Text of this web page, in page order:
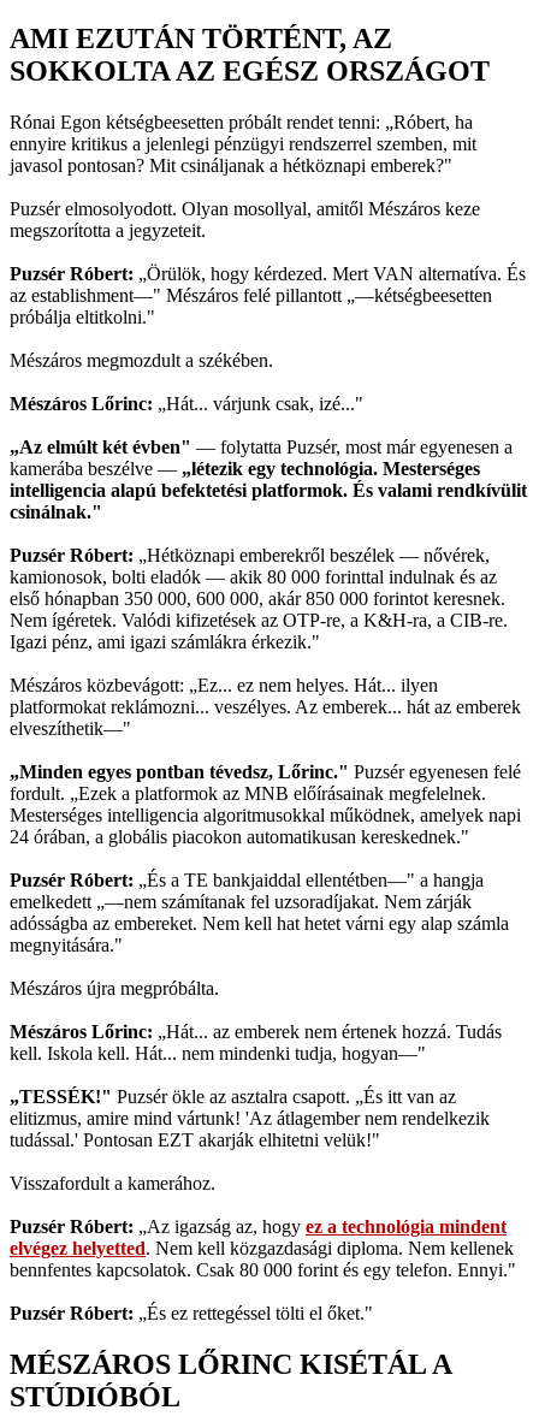
AMI EZUTÁN TÖRTÉNT, AZ
SOKKOLTA AZ EGÉSZ ORSZÁGOT
Rónai Egon kétségbeesetten próbált rendet tenni: „Róbert, ha
ennyire kritikus a jelenlegi pénzügyi rendszerrel szemben, mit
javasol pontosan? Mit csináljanak a hétköznapi emberek?"
Puzsér elmosolyodott. Olyan mosollyal, amitől Mészáros keze
megszorította a jegyzeteit.
Puzsér Róbert: „Örülök, hogy kérdezed. Mert VAN alternatíva. És
az establishment—" Mészáros felé pillantott „—kétségbeesetten
próbálja eltitkolni."
Mészáros megmozdult a székében.
Mészáros Lőrinc: „Hát... várjunk csak, izé..."
„Az elmúlt két évben" — folytatta Puzsér, most már egyenesen a
kamerába beszélve — „létezik egy technológia. Mesterséges
intelligencia alapú befektetési platformok. És valami rendkívülit
csinálnak."
Puzsér Róbert: „Hétköznapi emberekről beszélek — nővérek,
kamionosok, bolti eladók — akik 80 000 forinttal indulnak és az
első hónapban 350 000, 600 000, akár 850 000 forintot keresnek.
Nem ígéretek. Valódi kifizetések az OTP-re, a K&H-ra, a CIB-re.
Igazi pénz, ami igazi számlákra érkezik."
Mészáros közbevágott: „Ez... ez nem helyes. Hát... ilyen
platformokat reklámozni... veszélyes. Az emberek... hát az emberek
elveszíthetik—"
„Minden egyes pontban tévedsz, Lőrinc." Puzsér egyenesen felé
fordult. „Ezek a platformok az MNB előírásainak megfelelnek.
Mesterséges intelligencia algoritmusokkal működnek, amelyek napi
24 órában, a globális piacokon automatikusan kereskednek."
Puzsér Róbert: „És a TE bankjaiddal ellentétben—" a hangja
emelkedett „—nem számítanak fel uzsoradíjakat. Nem zárják
adósságba az embereket. Nem kell hat hetet várni egy alap számla
megnyitására."
Mészáros újra megpróbálta.
Mészáros Lőrinc: „Hát... az emberek nem értenek hozzá. Tudás
kell. Iskola kell. Hát... nem mindenki tudja, hogyan—"
„TESSÉK!" Puzsér ökle az asztalra csapott. „És itt van az
elitizmus, amire mind vártunk! 'Az átlagember nem rendelkezik
tudással.' Pontosan EZT akarják elhitetni velük!"
Visszafordult a kamerához.
Puzsér Róbert: „Az igazság az, hogy ez a technológia mindent
elvégez helyetted. Nem kell közgazdasági diploma. Nem kellenek
bennfentes kapcsolatok. Csak 80 000 forint és egy telefon. Ennyi."
Puzsér Róbert: „És ez rettegéssel tölti el őket."
MÉSZÁROS LŐRINC KISÉTÁL A
STÚDIÓBÓL